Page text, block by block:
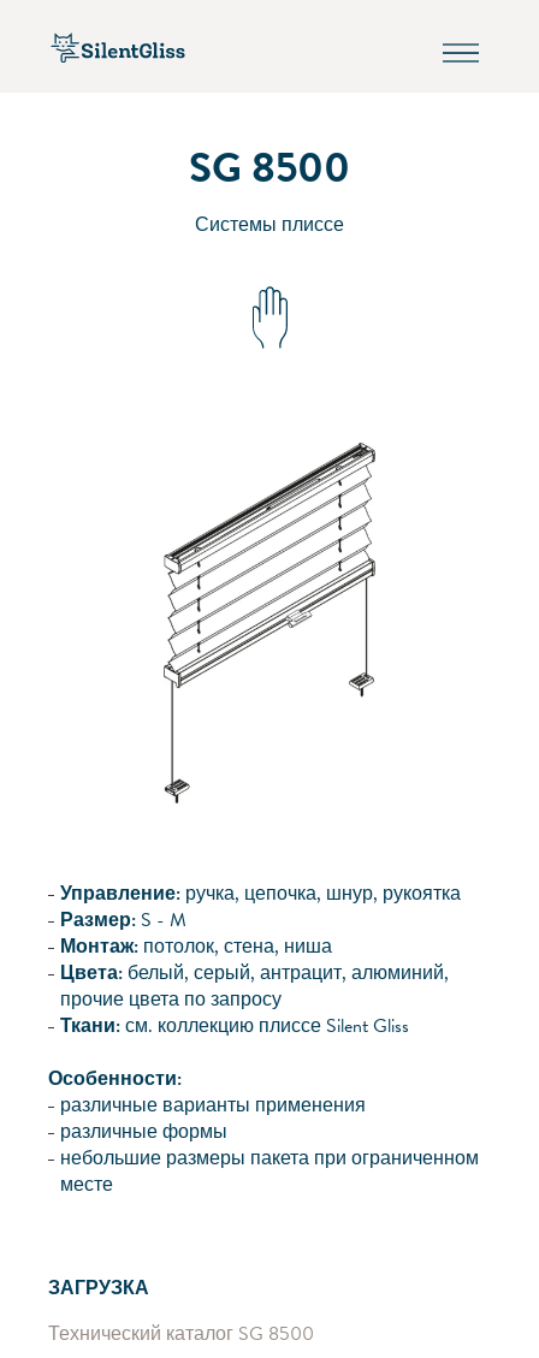
SG 8500
Системы плиссе
Управление: ручка, цепочка, шнур, рукоятка
Размер: S - M
Монтаж: потолок, стена, ниша
Цвета: белый, серый, антрацит, алюминий,
прочие цвета по запросу
Ткани:см. коллекцию плиссе Silent Gliss
Особенности:
различные варианты применения
различные формы
небольшие размеры пакета при ограниченном
месте
ЗАГРУЗКА
Технический каталог SG 8500